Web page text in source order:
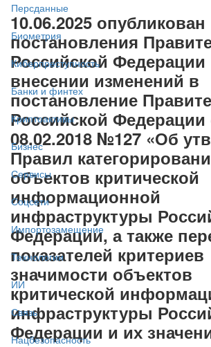
Персданные
Биометрия
Киберпреступность
Банки и финтех
Криптоактивы
Бизнес
Сервисы
Соцсети
Импортозамещение
Технологии
ИИ
Связь
Нацбезопасность
10.06.2025 опубликован
постановления
Российской
внесении изменений в
постановление
Российской Федерации
08.02.2018 №127 ‎«Об
Правил
объектов критической
информационной
инфраструктуры
Федерации, а также
показателей критериев
значимости объектов
критической
инфраструктуры
Федерации и их